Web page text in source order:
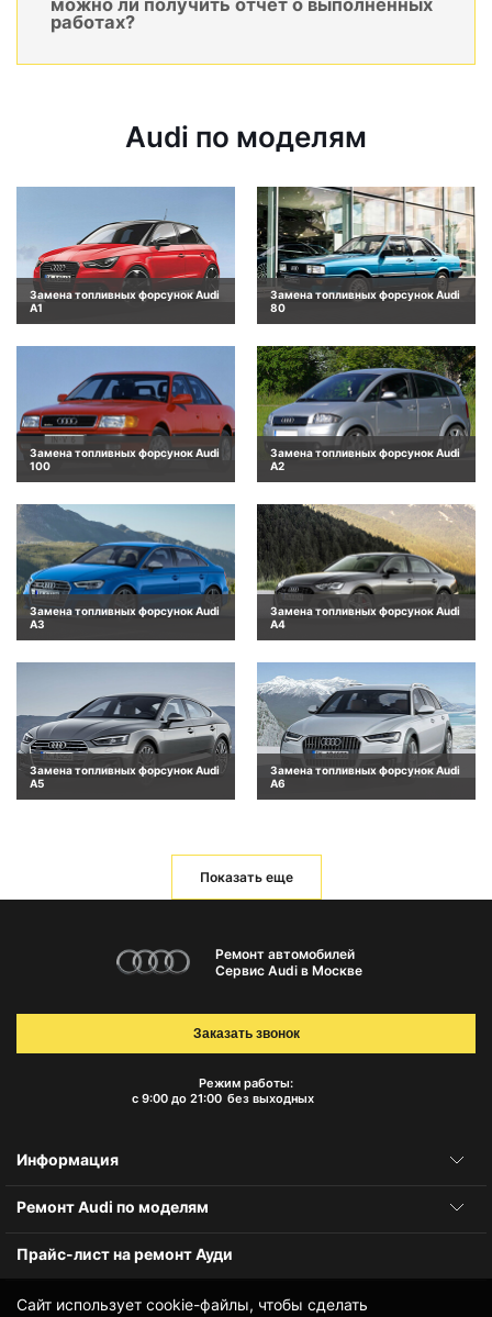
работах?
Audi по моделям
Замена топливных форсунок Audi
A1
Замена топливных форсунок Audi
80
Замена топливных форсунок Audi
100
Замена топливных форсунок Audi
A2
Замена топливных форсунок Audi
A3
Замена топливных форсунок Audi
A4
Замена топливных форсунок Audi
A5
Замена топливных форсунок Audi
A6
Показать еще
Сайт использует cookie-файлы, чтобы сделать
Ремонт автомобилей
Сервис Audi в Москве
Режим работы:
с 9:00 до 21:00 без выходных
Заказать звонок
Информация
Ремонт Audi по моделям
Прайс-лист на ремонт Ауди